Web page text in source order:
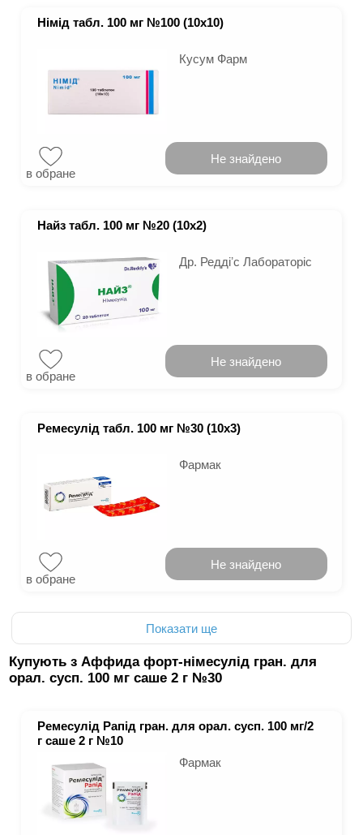
Німід табл. 100 мг №100 (10х10)
Кусум Фарм
в обране
Не знайдено
Найз табл. 100 мг №20 (10х2)
Др. Реддіʼс Лабораторіс
в обране
Не знайдено
Ремесулід табл. 100 мг №30 (10х3)
Фармак
в обране
Не знайдено
Показати ще
Купують з Аффида форт-німесулід гран. для
орал. сусп. 100 мг саше 2 г №30
Ремесулід Рапід гран. для орал. сусп. 100 мг/2
г саше 2 г №10
Фармак